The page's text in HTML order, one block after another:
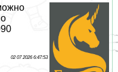
02 07 2026 6:47:53